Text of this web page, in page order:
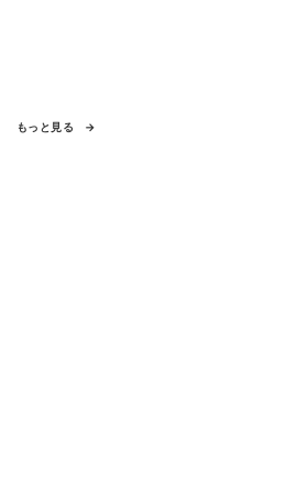
もっと見る